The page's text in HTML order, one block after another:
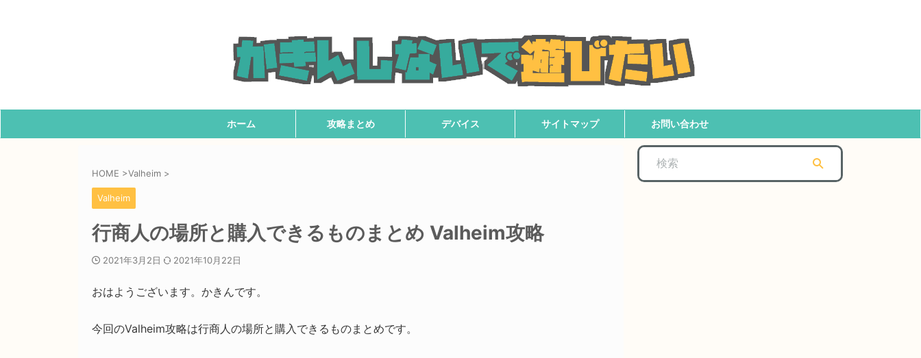
ホーム 攻略まとめ デバイス サイトマップ お問い合わせ
HOME >Valheim >
Valheim
行商人の場所と購入できるものまとめ Valheim攻略
2021年3月2日 2021年10月22日
おはようございます。かきんです。
今回のValheim攻略は行商人の場所と購入できるものまとめです。